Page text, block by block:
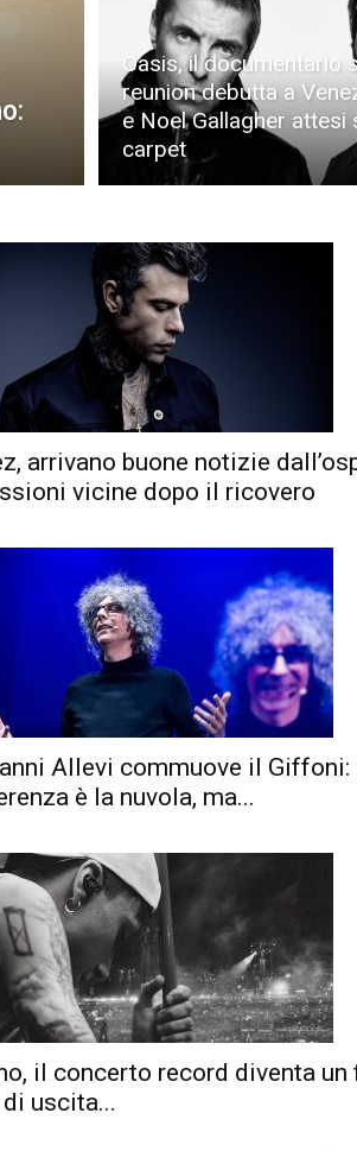
Oasis, il documentario
reunion debutta a
e Noel Gallagher attesi
carpet
arrivano buone notizie
vicine dopo il ricovero
Allevi commuove il Giffoni:
è la nuvola, ma...
il concerto record diventa un
uscita...